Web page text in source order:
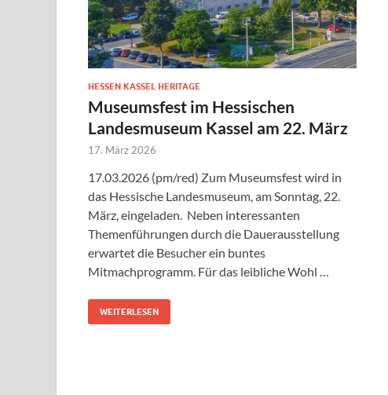
HESSEN KASSEL HERITAGE
Museumsfest im Hessischen
Landesmuseum Kassel am 22. März
17. März 2026
17.03.2026 (pm/red) Zum Museumsfest wird in
das Hessische Landesmuseum, am Sonntag, 22.
März, eingeladen. Neben interessanten
Themenführungen durch die Dauerausstellung
erwartet die Besucher ein buntes
Mitmachprogramm. Für das leibliche Wohl …
WEITERLESEN